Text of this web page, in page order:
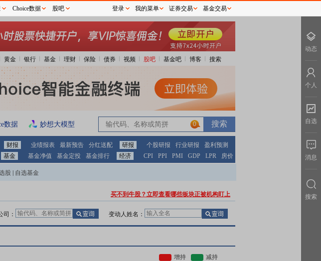
黄金 银行 基金 理财 保险 债券 视频 股吧 基金吧 博客 搜索
数据 妙想大模型 0
财报 业绩报表 最新预告 分红送配 研报 个股研报 行业研报
盈利预测
基金 基金净值 基金定投 基金排行 经济 CPI PPI PMI GDP LPR 房价
股 自选基金
买不到牛股？立即查看哪些板块正被机构盯上
变动人姓名：
司：
Choice数据 股吧 登录 我的菜单 证券交易 基金交易
动态
个人
自选
消息
搜索